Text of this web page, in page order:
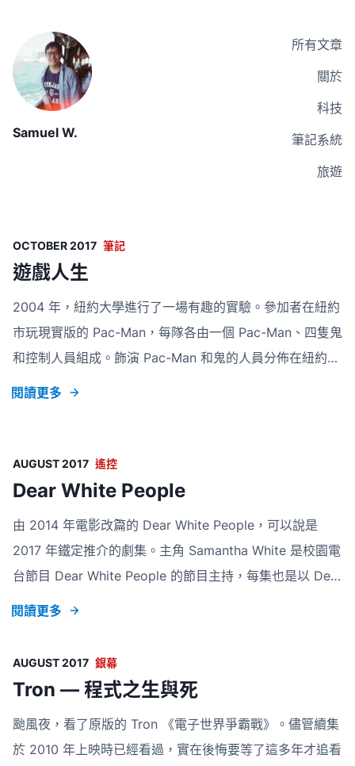
Samuel W.
所有文章
關於
科技
筆記系統
旅遊
OCTOBER 2017 筆記
遊戲人生
2004 年，紐約大學進行了一場有趣的實驗。參加者在紐約
市玩現實版的 Pac-Man，每隊各由一個 Pac-Man、四隻鬼
和控制人員組成。飾演 Pac-Man 和鬼的人員分佈在紐約市
街區，控制人員則留在大學的總部。Pac-Man 和鬼每走到
五個人玩的活動，誰想到十年後，它會成為坐擁六千萬用家
的手機應用程式 Foursquare？這項實驗的研究生 Dennis
樑，將簽到、積分排行榜、襟章、市長制等遊戲化的方法，
打造成收集地區資訊的應用
閱讀更多
AUGUST 2017 遙控
Dear White People
由 2014 年電影改篇的 Dear White People，可以說是
2017 年鐵定推介的劇集。主角 Samantha White 是校園電
台節目 Dear White People 的節目主持，每集也是以 Dear
White People 為句首，提醒及諷刺他們的所言所行。劇集
族、膚色的歧見和討論。 故事環繞著 Winchester 大學裡
的不同人物，如校園記者 Lionel，一心攀上權力高峰的
Coco，聽從身為教務長父親的指示 Troy，成績優良但沉厚
寡言的 Reggie。 每
閱讀更多
AUGUST 2017 銀幕
Tron — 程式之生與死
颱風夜，看了原版的 Tron 《電子世界爭霸戰》。儘管續集
於 2010 年上映時已經看過，實在後悔要等了這多年才追看